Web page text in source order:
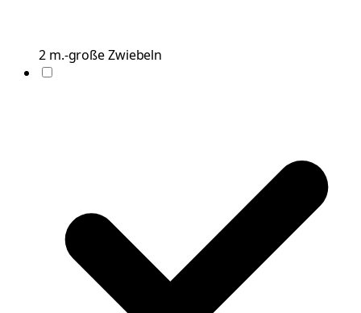
2 m.-großeZwiebeln